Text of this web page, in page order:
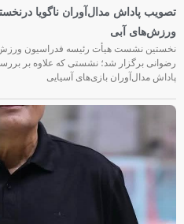
تصویب پاداش مدال‌آوران ناگویا
ورزش‌های آبی
نخستین نشست هیأت رئیسه فدراسیون
رضوانی برگزار شد؛ نشستی که علاوه بر
پاداش مدال‌آوران بازی‌های آسیایی